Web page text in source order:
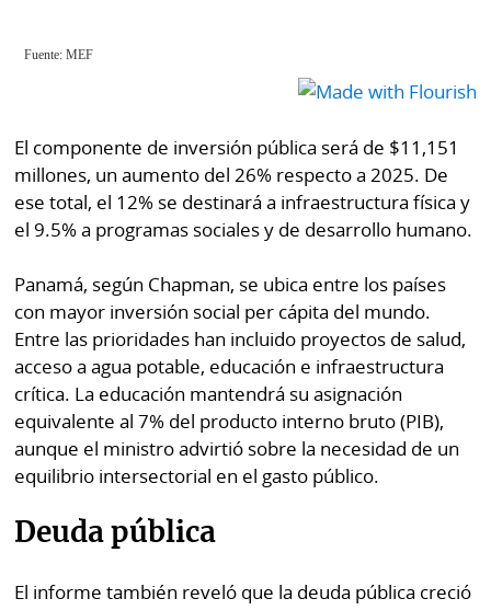
El componente de inversión pública será de $11,151
millones, un aumento del 26% respecto a 2025. De
ese total, el 12% se destinará a infraestructura física y
el 9.5% a programas sociales y de desarrollo humano.
Panamá, según Chapman, se ubica entre los países
con mayor inversión social per cápita del mundo.
Entre las prioridades han incluido proyectos de salud,
acceso a agua potable, educación e infraestructura
crítica. La educación mantendrá su asignación
equivalente al 7% del producto interno bruto (PIB),
aunque el ministro advirtió sobre la necesidad de un
equilibrio intersectorial en el gasto público.
Deuda pública
El informe también reveló que la deuda pública creció